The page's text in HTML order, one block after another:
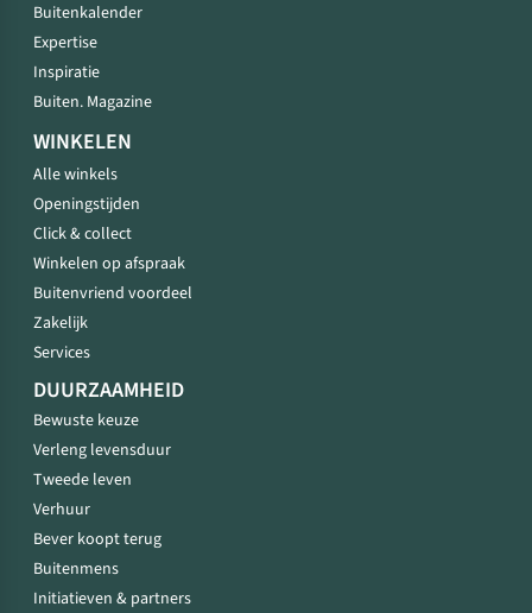
Buitenkalender
Expertise
Inspiratie
Buiten. Magazine
WINKELEN
Alle winkels
Openingstijden
Click & collect
Winkelen op afspraak
Buitenvriend voordeel
Zakelijk
Services
DUURZAAMHEID
Bewuste keuze
Verleng levensduur
Tweede leven
Verhuur
Bever koopt terug
Buitenmens
Initiatieven & partners